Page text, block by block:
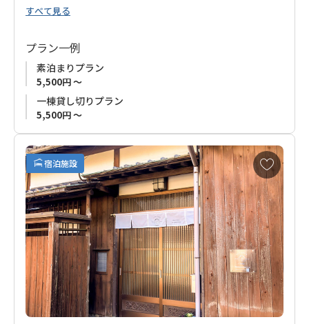
＜注意＞
ございます。
チェックインも別館にて行われます。別館にご宿泊のお客様は
別館まで直接お越しください。
別館住所： 〒647-0021 和歌山県新宮市池田１丁目３−２５
すべて見る
プラン一例
素泊まりプラン
5,500円 ～
一棟貸し切りプラン
5,500円 ～
宿泊施設
お
気
に
入
り
に
追
加